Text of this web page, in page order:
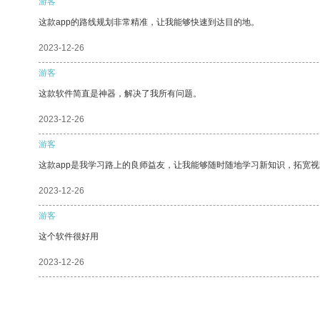
这款app的路线规划非常精准，让我能够快速到达目的地。
2023-12-26
游客
这款软件简直是神器，解决了我所有问题。
2023-12-26
游客
这款app是我学习路上的良师益友，让我能够随时随地学习新知识，拓宽
2023-12-26
游客
这个软件很好用
2023-12-26